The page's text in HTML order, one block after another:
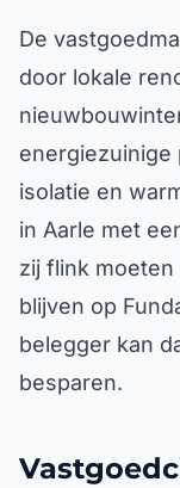
De
door lokale
isolatie en
in Aarle met
zij flink
blijven op
belegger kan
besparen.